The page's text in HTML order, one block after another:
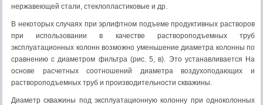
нержавеющей стали, стеклопластиковые и др.
В некоторых случаях при эрлифтном подъеме продуктивных растворов
при использовании в качестве раствороподъемных труб
эксплуатационных колонн возможно уменьшение диаметра колонны по
сравнению с диаметром фильтра (рис. 5, в). Это устанавливается На
основе расчетных соотношений диаметра воздухоподающих и
раствороподъемных труб и производительности скважины.
Диаметр скважины под эксплуатационную колонну при одноколонных